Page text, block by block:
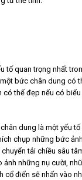
tố quan trọng nhất
bức chân dung có
có thể đẹp nếu có biểu
dung là một yếu
chụp những bức
tải chiều sâu
ảnh những nụ cười,
cổ điển sẽ nhấn vào